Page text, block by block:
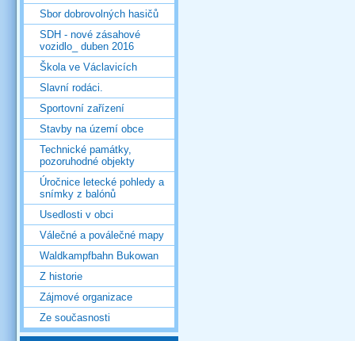
Sbor dobrovolných hasičů
SDH - nové zásahové
vozidlo_ duben 2016
Škola ve Václavicích
Slavní rodáci.
Sportovní zařízení
Stavby na území obce
Technické památky,
pozoruhodné objekty
Úročnice letecké pohledy a
snímky z balónů
Usedlosti v obci
Válečné a poválečné mapy
Waldkampfbahn Bukowan
Z historie
Zájmové organizace
Ze současnosti